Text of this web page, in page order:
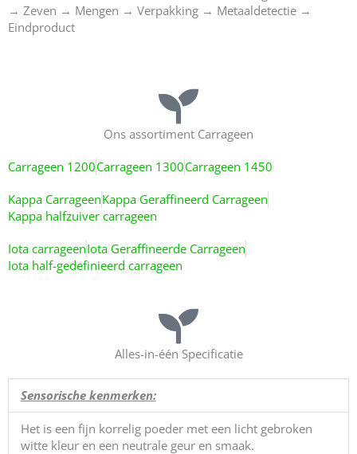
→ Zeven → Mengen → Verpakking → Metaaldetectie →
Eindproduct
Ons assortiment Carrageen
Carrageen 1200Carrageen 1300Carrageen 1450
Kappa CarrageenKappa Geraffineerd Carrageen
Kappa halfzuiver carrageen
Iota carrageenIota Geraffineerde Carrageen
Iota half-gedefinieerd carrageen
Alles-in-één Specificatie
Sensorische kenmerken:
Het is een fijn korrelig poeder met een licht gebroken
witte kleur en een neutrale geur en smaak.